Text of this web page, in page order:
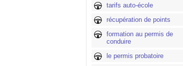
tarifs auto-école
récupération de points
formation au permis de
conduire
le permis probatoire